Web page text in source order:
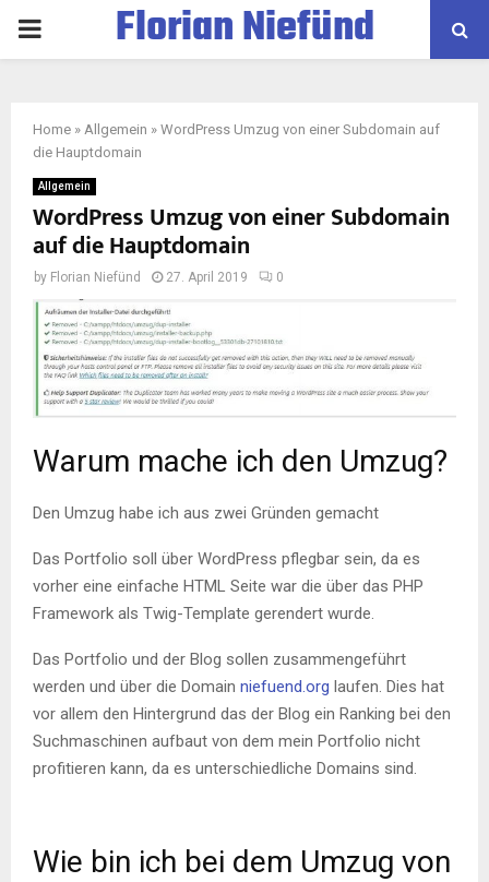
PRIMARYFlorian Niefünd
Home » Allgemein » WordPress Umzug von einer Subdomain auf
die Hauptdomain
Allgemein
WordPress Umzug von einer Subdomain
auf die Hauptdomain
by Florian Niefünd 27. April 2019 0
Warum mache ich den Umzug?
Den Umzug habe ich aus zwei Gründen gemacht
Das Portfolio soll über WordPress pflegbar sein, da es
vorher eine einfache HTML Seite war die über das PHP
Framework als Twig-Template gerendert wurde.
Das Portfolio und der Blog sollen zusammengeführt
werden und über die Domain niefuend.org laufen. Dies hat
vor allem den Hintergrund das der Blog ein Ranking bei den
Suchmaschinen aufbaut von dem mein Portfolio nicht
profitieren kann, da es unterschiedliche Domains sind.
Wie bin ich bei dem Umzug von